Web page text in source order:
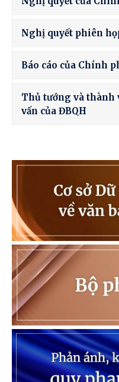
Nghị quyết phiên
Báo cáo của Chính
Thủ tướng và thành
vấn của ĐBQH